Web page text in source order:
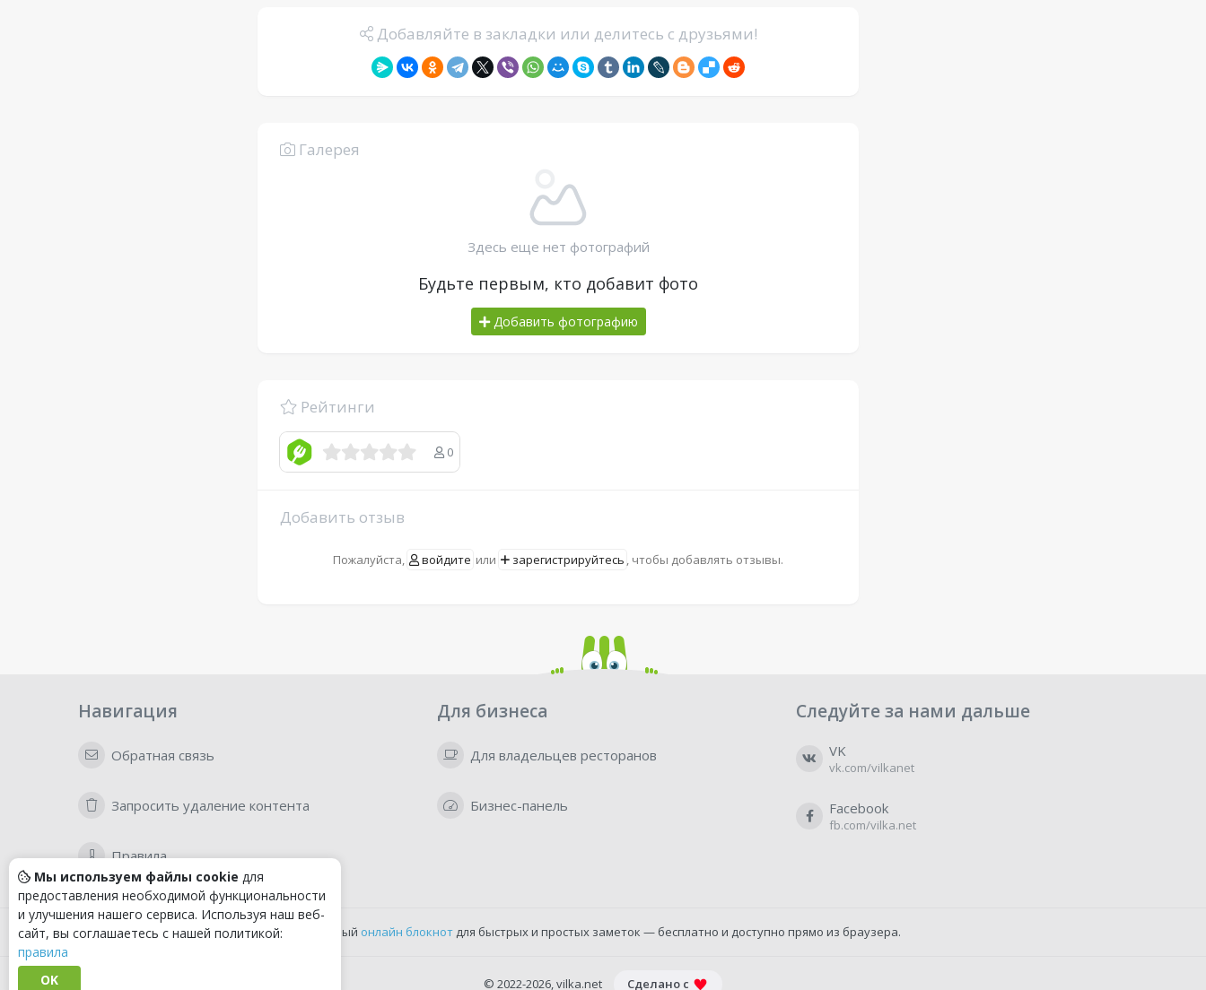
Добавляйте в закладки или делитесь с друзьями!
Галерея
Здесь еще нет фотографий
Будьте первым, кто добавит фото
Добавить фотографию
Рейтинги
0
Добавить отзыв
Пожалуйста, войдите или зарегистрируйтесь , чтобы добавлять отзывы.
Навигация
Обратная связь
Запросить удаление контента
Правила
Для бизнеса
Для владельцев ресторанов
Бизнес-панель
Следуйте за нами дальше
VK
vk.com/vilkanet
Facebook
fb.com/vilka.net
Удобный онлайн блокнотдля быстрых и простых заметок — бесплатно и доступно прямо из браузера.
© 2022-2026, vilka.net Сделано с
Мы используем файлы cookie для
предоставления необходимой функциональности
и улучшения нашего сервиса. Используя наш веб-
сайт, вы соглашаетесь с нашей политикой:
правила
OK